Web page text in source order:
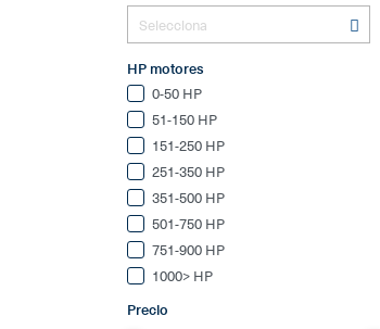
HP motores
0-50 HP
51-150 HP
151-250 HP
251-350 HP
351-500 HP
501-750 HP
751-900 HP
1000> HP
Precio